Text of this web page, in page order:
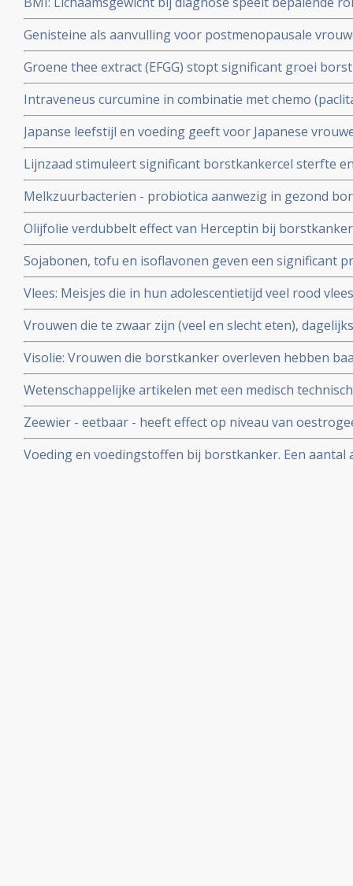
gebruikten
borstkankerpatiënten vooral voor vroege borstkanker
Genisteine als aanvulling voor postmenopausale
botdichtheid en beschermt tegen botverlies, aldus
studie en lijkt belangrijk voor borstkankerpatiënten
Groene thee extract (EFGG) stopt significant groei
gerandomiseerde dierstudies.
Intraveneus curcumine in combinatie met chemo
met uitgezaaide borstkanker geeft betere respons
welbevinden in vergelijking met een placebo na 12
Japanse leefstijl en voeding geeft voor Japanese
grotere overlevingskans (10 jaar) in vergelijking met
rapport toegevoegd.
Lijnzaad stimuleert significant borstkankercel sterfte
effect op borsttumormarkers, blijkt uit kleinschalige
gerandomiseerde dubbelblinde placebo
Melkzuurbacterien - probiotica aanwezig in gezond
tegen borstkanker blijkt uit kleinschalige studie copy 2
Olijfolie verdubbelt effect van Herceptin bij
van borstkanker.
Sojabonen, tofu en isoflavonen geven een significant
van krijgen van borstkanker bij vrouwen in de
Vlees: Meisjes die in hun adolescentietijd veel rood
vergroot risico op het krijgen van borstkanker voor de
Vrouwen die te zwaar zijn (veel en slecht eten),
hebben sterk verhoogde kans op recidief van
tweede borst.
Visolie: Vrouwen die borstkanker overleven hebben
Omega-3 vetten in de vorm van visolie capsules of
vermoeidheid tegen te gaan
Wetenschappelijke artikelen met een medisch
voeding en natuurlijke voedingssuppletie door drs.
Zeewier - eetbaar - heeft effect op niveau van
overgang en beinvloedt lengte van menstruatiecyclus
op risico's van borst- en eierstokkanker.
Voeding en voedingstoffen bij borstkanker. Een aantal